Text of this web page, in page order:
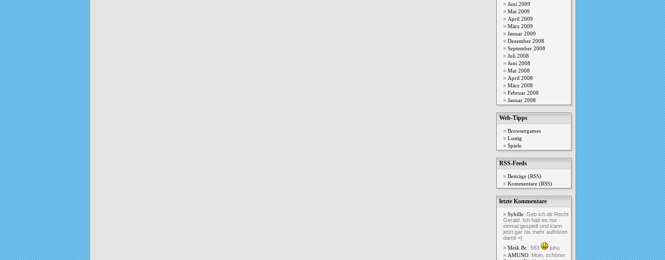
Juni 2009
Mai 2009
April 2009
März 2009
Januar 2009
Dezember 2008
September 2008
Juli 2008
Juni 2008
Mai 2008
April 2008
März 2008
Februar 2008
Januar 2008
Web-Tipps
Browsergames
Lustig
Spiele
RSS-Feeds
Beiträge (RSS)
Kommentare (RSS)
letzte Kommentare
Sybille: Geb ich dir Recht
Gerald. Ich hab es nur
einmal gespielt und kann
jetzt gar nix mehr aufhören
damit =)
Meik Br. : 563 juhu
AMUNO: Moin, schöner